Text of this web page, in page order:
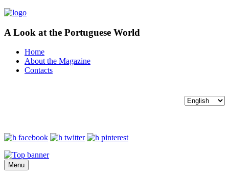
A Look at the Portuguese World
Home
About the Magazine
Contacts
Menu